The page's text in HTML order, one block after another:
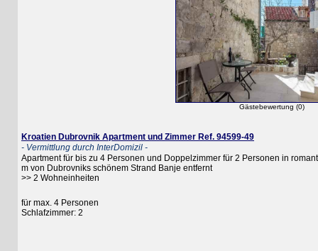
Gästebewertung (0)
Kroatien Dubrovnik Apartment und Zimmer Ref. 94599-49
- Vermittlung durch InterDomizil -
Apartment für bis zu 4 Personen und Doppelzimmer für 2 Personen in
m von Dubrovniks schönem Strand Banje entfernt
>> 2 Wohneinheiten
für max. 4 Personen
Schlafzimmer: 2